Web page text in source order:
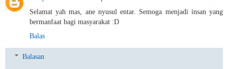
Selamat yah mas, ane nyusul entar. Semoga menjadi insan yang
bermanfaat bagi masyarakat :D
Balas
Balasan